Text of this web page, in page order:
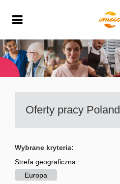
Oferty pracy Poland
Wybrane kryteria:
Strefa geograficzna :
Europa